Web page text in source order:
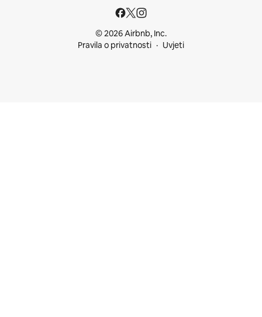
© 2026 Airbnb, Inc.
Pravila o privatnosti
Uvjeti